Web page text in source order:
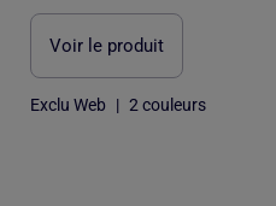
Voir le produit
Exclu Web | 2 couleurs